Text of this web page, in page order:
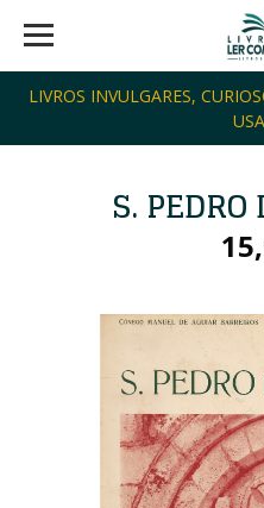
LIVROS INVULGARES,
S.